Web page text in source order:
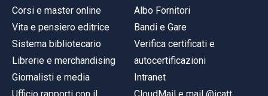
Corsi e master online
Vita e pensiero editrice
Sistema bibliotecario
Librerie e merchandising
Giornalisti e media
Albo Fornitori
Bandi e Gare
Verifica certificati e
autocertificazioni
Intranet